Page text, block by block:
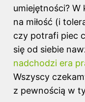
umiejętności? W
na miłość (i
czy potrafi piec
się od siebie
nadchodzi era
Wszyscy
z pewnością w